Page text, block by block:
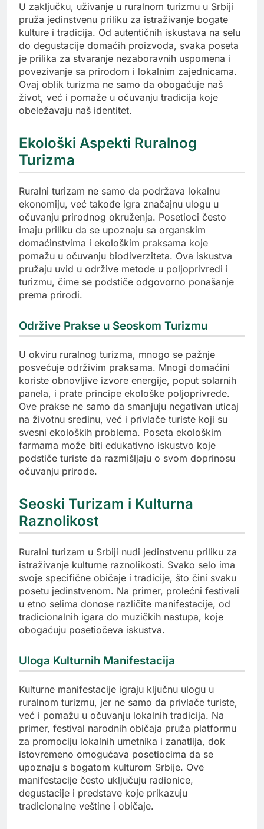
U zaključku, uživanje u ruralnom turizmu u Srbiji
pruža jedinstvenu priliku za istraživanje bogate
kulture i tradicija. Od autentičnih iskustava na selu
do degustacije domaćih proizvoda, svaka poseta
je prilika za stvaranje nezaboravnih uspomena i
povezivanje sa prirodom i lokalnim zajednicama.
Ovaj oblik turizma ne samo da obogaćuje naš
život, već i pomaže u očuvanju tradicija koje
obeležavaju naš identitet.
Ekološki Aspekti Ruralnog
Turizma
Ruralni turizam ne samo da podržava lokalnu
ekonomiju, već takođe igra značajnu ulogu u
očuvanju prirodnog okruženja. Posetioci često
imaju priliku da se upoznaju sa organskim
domaćinstvima i ekološkim praksama koje
pomažu u očuvanju biodiverziteta. Ova iskustva
pružaju uvid u održive metode u poljoprivredi i
turizmu, čime se podstiče odgovorno ponašanje
prema prirodi.
Održive Prakse u Seoskom Turizmu
U okviru ruralnog turizma, mnogo se pažnje
posvećuje održivim praksama. Mnogi domaćini
koriste obnovljive izvore energije, poput solarnih
panela, i prate principe ekološke poljoprivrede.
Ove prakse ne samo da smanjuju negativan uticaj
na životnu sredinu, već i privlače turiste koji su
svesni ekoloških problema. Poseta ekološkim
farmama može biti edukativno iskustvo koje
podstiče turiste da razmišljaju o svom doprinosu
očuvanju prirode.
Seoski Turizam i Kulturna
Raznolikost
Ruralni turizam u Srbiji nudi jedinstvenu priliku za
istraživanje kulturne raznolikosti. Svako selo ima
svoje specifične običaje i tradicije, što čini svaku
posetu jedinstvenom. Na primer, prolećni festivali
u etno selima donose različite manifestacije, od
tradicionalnih igara do muzičkih nastupa, koje
obogaćuju posetiočeva iskustva.
Uloga Kulturnih Manifestacija
Kulturne manifestacije igraju ključnu ulogu u
ruralnom turizmu, jer ne samo da privlače turiste,
već i pomažu u očuvanju lokalnih tradicija. Na
primer, festival narodnih običaja pruža platformu
za promociju lokalnih umetnika i zanatlija, dok
istovremeno omogućava posetiocima da se
upoznaju s bogatom kulturom Srbije. Ove
manifestacije često uključuju radionice,
degustacije i predstave koje prikazuju
tradicionalne veštine i običaje.